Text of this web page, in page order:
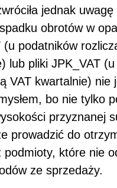
jednak
obrotów w
(u podatników
lub pliki JPK_VAT
VAT kwartalnie) nie
bo nie tylko
przyznanej
prowadzić do
które nie
ze sprzedaży.